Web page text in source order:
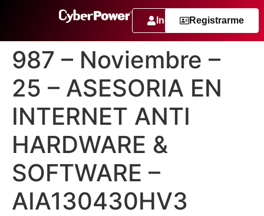
IngresarRegistrarme
987 – Noviembre –
25 – ASESORIA EN
INTERNET ANTI
HARDWARE &
SOFTWARE –
AIA130430HV3